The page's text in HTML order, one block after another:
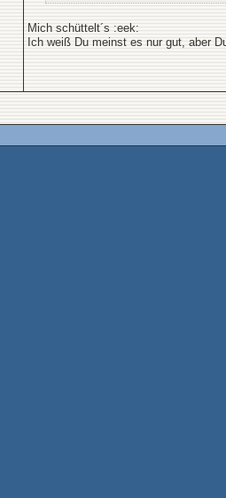
Mich schüttelt´s :eek:
Ich weiß Du meinst es nur gut, aber